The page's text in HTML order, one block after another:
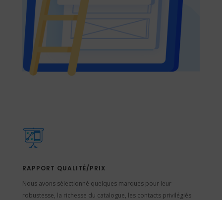
RAPPORT QUALITÉ/PRIX
Nous avons sélectionné quelques marques pour leur
robustesse, la richesse du catalogue, les contacts privilégiés